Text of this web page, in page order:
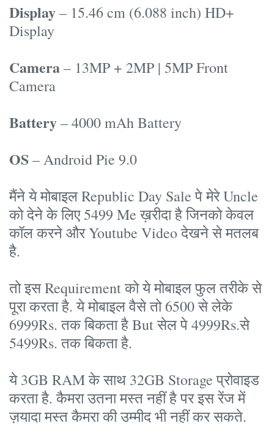
Display– 15.46 cm (6.088 inch) HD+
Display
Camera– 13MP + 2MP | 5MP Front
Camera
Battery– 4000 mAh Battery
OS– Android Pie 9.0
मैंने ये मोबाइल Republic Day Sale पे मेरे Uncle
को देने के लिए 5499 Me ख़रीदा है जिनको केवल
कॉल करने और Youtube Video देखने से मतलब
है.
तो इस Requirement को ये मोबाइल फुल तरीके से
पूरा करता है. ये मोबाइल वैसे तो 6500 से लेके
6999Rs. तक बिकता है But सेल पे 4999Rs.से
5499Rs. तक बिकता है.
ये 3GB RAM के साथ 32GB Storage प्रोवाइड
करता है. कैमरा उतना मस्त नहीं है पर इस रेंज में
ज़यादा मस्त कैमरा की उम्मीद भी नहीं कर सकते.